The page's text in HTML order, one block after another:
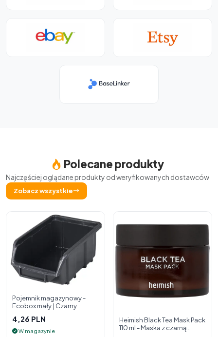
Polecane produkty
Najczęściej oglądane produkty od weryfikowanych dostawców
Zobacz wszystkie
Pojemnik magazynowy -
Ecobox mały | Czarny
4,26 PLN
W magazynie
Heimish Black Tea Mask Pack
110 ml - Maska z czarną